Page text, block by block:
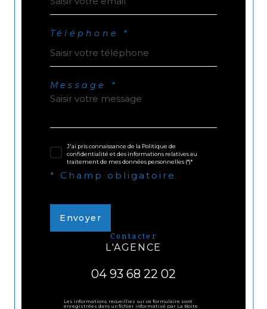
Téléphone *
Message *
J'ai pris connaissance de la Politique de
confidentialité et des informations relatives au
traitement de mes données personnelles (*)*
* Champ obligatoire
Envoyer
contacter
L'AGENCE
04 93 68 22 02
Les informations recueillies sur ce formulaire sont
enregistrées dans un fichier informatisé par La Boite